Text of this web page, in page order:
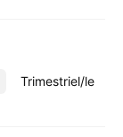
Trimestriel/le